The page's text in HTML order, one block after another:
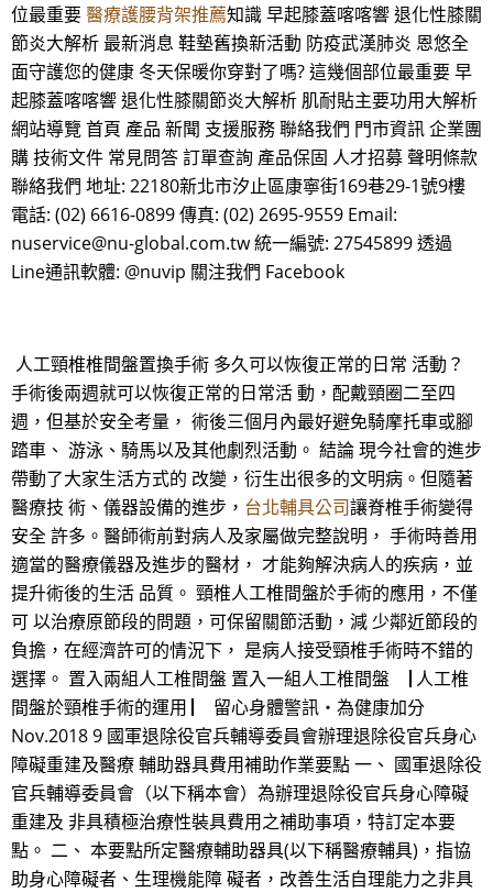
位最重要醫療護腰背架推薦知識 早起膝蓋喀喀響 退化性膝關
節炎大解析 最新消息 鞋墊舊換新活動 防疫武漢肺炎 恩悠全
面守護您的健康 冬天保暖你穿對了嗎? 這幾個部位最重要 早
起膝蓋喀喀響 退化性膝關節炎大解析 肌耐貼主要功用大解析
網站導覽 首頁 產品 新聞 支援服務 聯絡我們 門市資訊 企業團
購 技術文件 常見問答 訂單查詢 產品保固 人才招募 聲明條款
聯絡我們 地址: 22180新北市汐止區康寧街169巷29-1號9樓
電話: (02) 6616-0899 傳真: (02) 2695-9559 Email:
nuservice@nu-global.com.tw 統一編號: 27545899 透過
Line通訊軟體: @nuvip 關注我們 Facebook
人工頸椎椎間盤置換手術 多久可以恢復正常的日常 活動？
手術後兩週就可以恢復正常的日常活 動，配戴頸圈二至四
週，但基於安全考量， 術後三個月內最好避免騎摩托車或腳
踏車、 游泳、騎馬以及其他劇烈活動。 結論 現今社會的進步
帶動了大家生活方式的 改變，衍生出很多的文明病。但隨著
醫療技 術、儀器設備的進步， 台北輔具公司讓脊椎手術變得
安全 許多。醫師術前對病人及家屬做完整說明， 手術時善用
適當的醫療儀器及進步的醫材， 才能夠解決病人的疾病，並
提升術後的生活 品質。 頸椎人工椎間盤於手術的應用，不僅
可 以治療原節段的問題，可保留關節活動，減 少鄰近節段的
負擔，在經濟許可的情況下， 是病人接受頸椎手術時不錯的
選擇。 置入兩組人工椎間盤 置入一組人工椎間盤 ▕ 人工椎
間盤於頸椎手術的運用 ▏ 留心身體警訊‧為健康加分
Nov.2018 9 國軍退除役官兵輔導委員會辦理退除役官兵身心
障礙重建及醫療 輔助器具費用補助作業要點 一、 國軍退除役
官兵輔導委員會（以下稱本會）為辦理退除役官兵身心障礙
重建及 非具積極治療性裝具費用之補助事項，特訂定本要
點。 二、 本要點所定醫療輔助器具(以下稱醫療輔具)，指協
助身心障礙者、生理機能障 礙者，改善生活自理能力之非具